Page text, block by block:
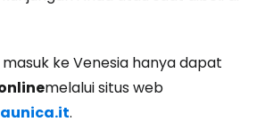
ke Venesia hanya dapat
melalui situs web
.